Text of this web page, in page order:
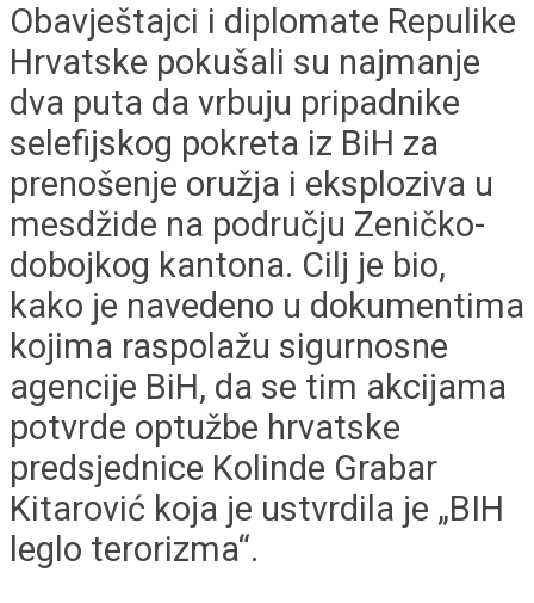
Obavještajci i diplomate Repulike
Hrvatske pokušali su najmanje
dva puta da vrbuju pripadnike
selefijskog pokreta iz BiH za
prenošenje oružja i eksploziva u
mesdžide na području Zeničko-
dobojkog kantona. Cilj je bio,
kako je navedeno u dokumentima
kojima raspolažu sigurnosne
agencije BiH, da se tim akcijama
potvrde optužbe hrvatske
predsjednice Kolinde Grabar
Kitarović koja je ustvrdila je „BIH
leglo terorizma“.